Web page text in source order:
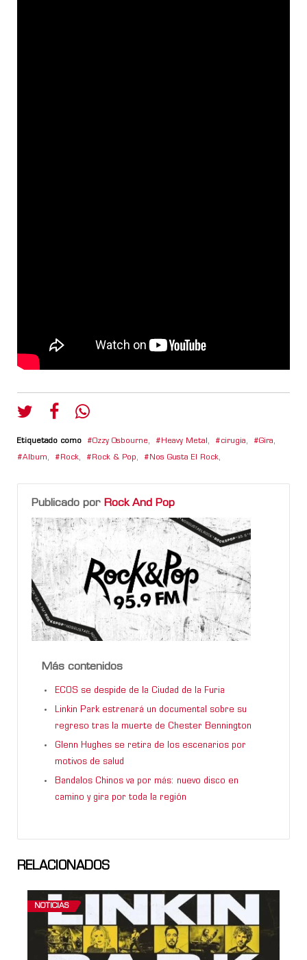
Etiquetado como Ozzy Osbourne, Heavy Metal , cirugia, Gira,
Album, Rock, Rock & Pop, Nos Gusta El Rock,
Publicado por Rock And Pop
Más contenidos
ECOS se despide de la Ciudad de la Furia
Linkin Park estrenará un documental sobre su
regreso tras la muerte de Chester Bennington
Glenn Hughes se retira de los escenarios por
motivos de salud
Bandalos Chinos va por más: nuevo disco en
camino y gira por toda la región
RELACIONADOS
NOTICIAS